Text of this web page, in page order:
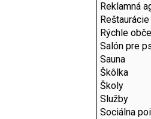
Reklamná
Reštaurácie
Rýchle
Salón pre
Sauna
Škôlka
Školy
Služby
Sociálna